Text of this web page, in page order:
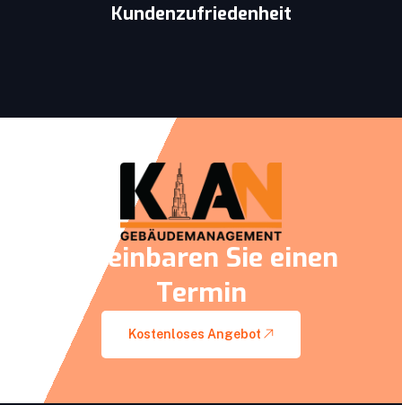
Kundenzufriedenheit
Vereinbaren Sie einen
Termin
Kostenloses Angebot